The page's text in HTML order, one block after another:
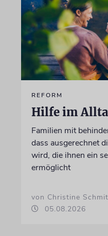
REFORM
Hilfe im
Familien mit
dass ausgerechnet
wird, die ihnen ein
ermöglicht
von Christine
05.08.2026